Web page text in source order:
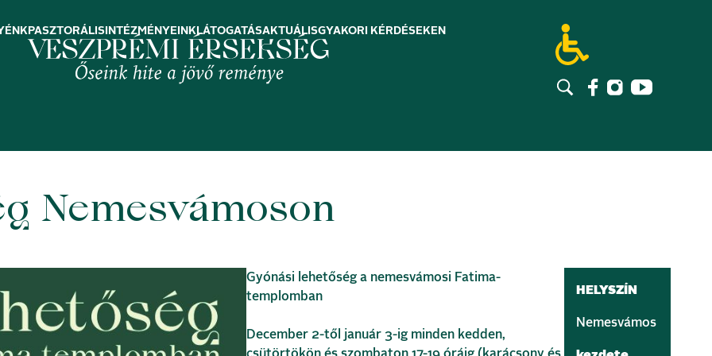
PASZTORÁLIS INTÉZMÉNYEINK LÁTOGATÁSAKTUÁLISGYAKORI KÉRDÉSEK EN
Nemesvámoson
Gyónási lehetőség a nemesvámosi Fatima-
templomban
December 2-től január 3-ig minden kedden,
HELYSZÍN
Nemesvámos